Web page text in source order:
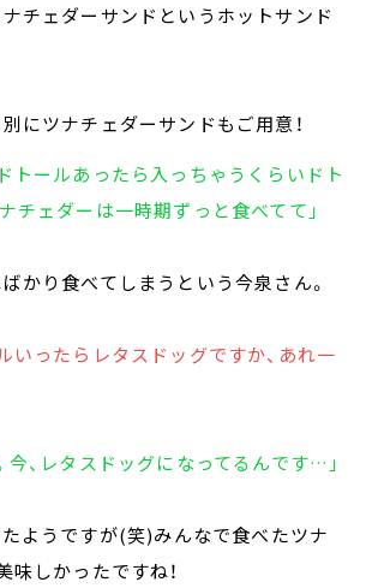
チェダーサンドというホットサンド
にツナチェダーサンドもご用意！
トールあったら入っちゃうくらいドト
チェダーは一時期ずっと食べてて」
かり食べてしまうという今泉さん。
いったらレタスドッグですか、あれ一
今、レタスドッグになってるんです…」
ようですが(笑)みんなで食べたツナ
味しかったですね！